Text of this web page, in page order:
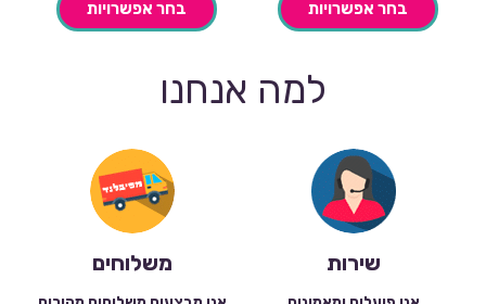
בחר אפשרויות בחר אפשרויות
למה אנחנו
שירות משלוחים